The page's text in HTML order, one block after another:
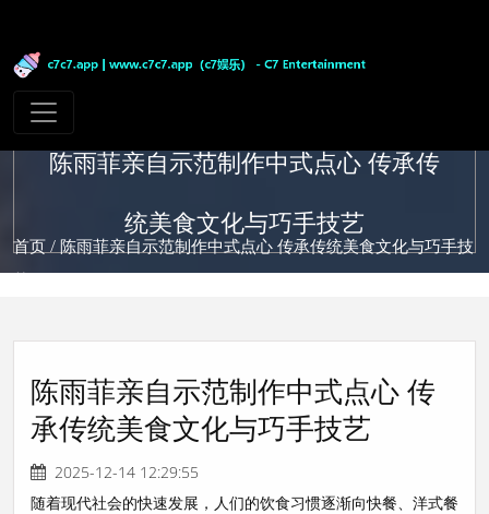
陈雨菲亲自示范制作中式点心 传承传
统美食文化与巧手技艺
首页 / 陈雨菲亲自示范制作中式点心 传承传统美食文化与巧手技
艺
陈雨菲亲自示范制作中式点心 传
承传统美食文化与巧手技艺
2025-12-14 12:29:55
随着现代社会的快速发展，人们的饮食习惯逐渐向快餐、洋式餐